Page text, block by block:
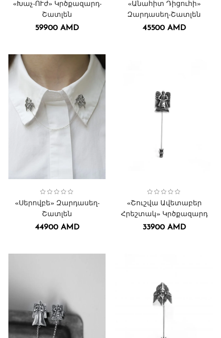
«Խաչ-ՈՒժ» Կրծքազարդ-
Շատլեն
59900 AMD
«Անահիտ Դիցուհի»
Զարդասեղ-Շատլեն
45500 AMD
Collection:Կրծքազարդեր,
Կրծքազարդեր․,
Սերովբե-Թադէ հրեշտակ
«Սերովբե» Զարդասեղ-
Շատլեն
44900 AMD
«Շուշվա Ավետաբեր
Հրեշտակ» Կրծքազարդ
33900 AMD